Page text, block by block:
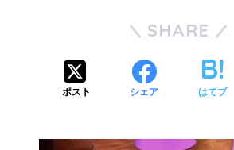
SHARE
ポスト シェア はてブ